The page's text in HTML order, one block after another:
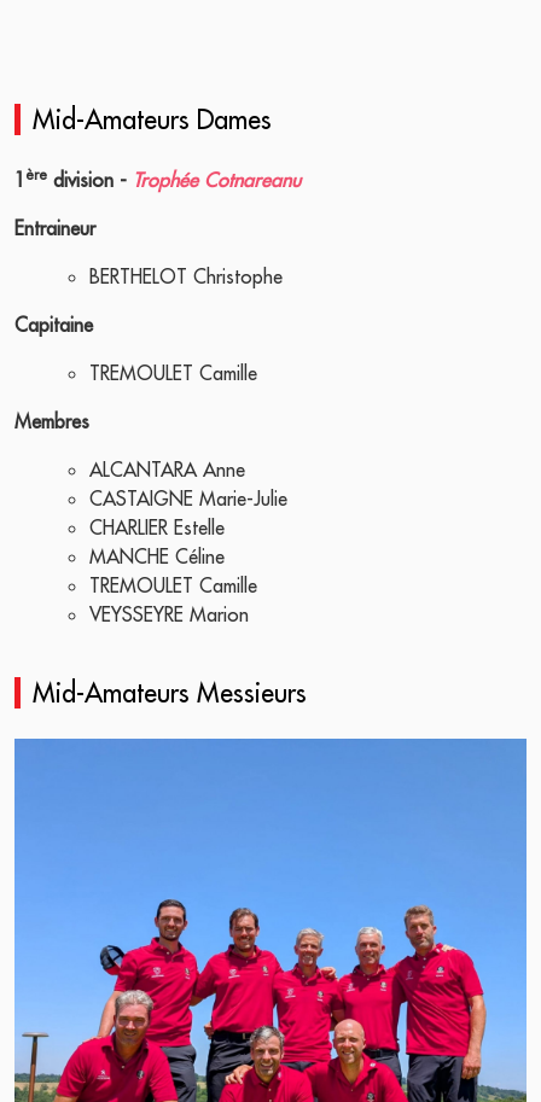
Mid-Amateurs Dames
1 ère division - Trophée Cotnareanu
Entraineur
BERTHELOT Christophe
Capitaine
TREMOULET Camille
Membres
ALCANTARA Anne
CASTAIGNE Marie-Julie
CHARLIER Estelle
MANCHE Céline
TREMOULET Camille
VEYSSEYRE Marion
Mid-Amateurs Messieurs